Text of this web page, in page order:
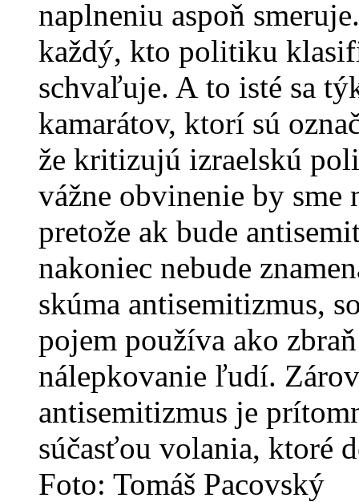
naplneniu aspoň
každý, kto politiku
schvaľuje. A to isté sa
kamarátov, ktorí sú
že kritizujú izraelskú
vážne obvinenie by
pretože ak bude
nakoniec nebude
skúma antisemitizmus,
pojem používa ako
nálepkovanie ľudí.
antisemitizmus je
súčasťou volania, ktoré
Foto: Tomáš Pacovský